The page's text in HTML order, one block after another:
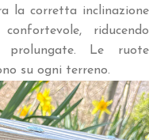
la corretta inclinazione
riducendo
prolungate. Le ruote
su ogni terreno.